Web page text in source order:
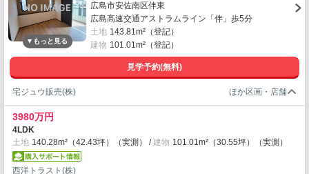
広島市安佐南区伴東
広島高速交通アストラムライン「伴」歩5分
土地 143.81m²（登記）
建物 101.01m²（登記）
見学予約(無料)
宅ジュウ販売(株)
3980万円
4LDK
土地 140.28m²（42.43坪）（実測） 建物 101.01m²（30.55坪）（実測）
西洋トラスト(株)